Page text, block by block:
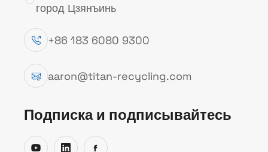
город Цзянъинь
+86 183 6080 9300
aaron@titan-recycling.com
Подписка и подписывайтесь
НОЖНИЦЫ ДЛЯ МЕТАЛЛОЛОМА
Ножницы для резки
перерабатывающих
стального лома,
металлургической и
Оборудование чисто
металлические